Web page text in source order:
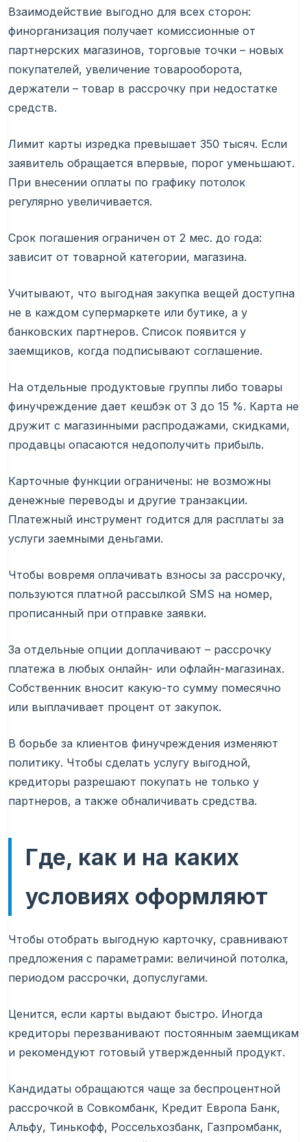
Взаимодействие выгодно для всех сторон:
финорганизация получает комиссионные от
партнерских магазинов, торговые точки – новых
покупателей, увеличение товарооборота,
держатели – товар в рассрочку при недостатке
средств.
Лимит карты изредка превышает 350 тысяч. Если
заявитель обращается впервые, порог уменьшают.
При внесении оплаты по графику потолок
регулярно увеличивается.
Срок погашения ограничен от 2 мес. до года:
зависит от товарной категории, магазина.
Учитывают, что выгодная закупка вещей доступна
не в каждом супермаркете или бутике, а у
банковских партнеров. Список появится у
заемщиков, когда подписывают соглашение.
На отдельные продуктовые группы либо товары
финучреждение дает кешбэк от 3 до 15 %. Карта не
дружит с магазинными распродажами, скидками,
продавцы опасаются недополучить прибыль.
Карточные функции ограничены: не возможны
денежные переводы и другие транзакции.
Платежный инструмент годится для расплаты за
услуги заемными деньгами.
Чтобы вовремя оплачивать взносы за рассрочку,
пользуются платной рассылкой SMS на номер,
прописанный при отправке заявки.
За отдельные опции доплачивают – рассрочку
платежа в любых онлайн- или офлайн-магазинах.
Собственник вносит какую-то сумму помесячно
или выплачивает процент от закупок.
В борьбе за клиентов финучреждения изменяют
политику. Чтобы сделать услугу выгодной,
кредиторы разрешают покупать не только у
партнеров, а также обналичивать средства.
Где, как и на каких
условиях оформляют
Чтобы отобрать выгодную карточку, сравнивают
предложения с параметрами: величиной потолка,
периодом рассрочки, допуслугами.
Ценится, если карты выдают быстро. Иногда
кредиторы перезванивают постоянным заемщикам
и рекомендуют готовый утвержденный продукт.
Кандидаты обращаются чаще за беспроцентной
рассрочкой в Совкомбанк, Кредит Европа Банк,
Альфу, Тинькофф, Россельхозбанк, Газпромбанк,